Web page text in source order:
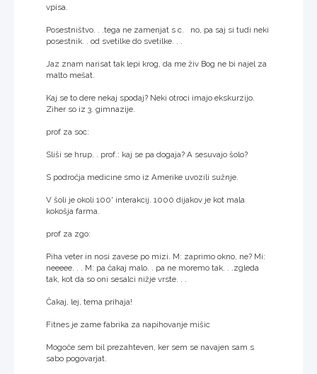
vpisa.
Posestništvo. . .tega ne zamenjat s c. no, pa saj si tudi neki
posestnik. . od svetilke do svetilke. . .
Jaz znam narisat tak lepi krog, da me živ Bog ne bi najel za
malto mešat.
Kaj se to dere nekaj spodaj? Neki otroci imajo ekskurzijo.
Ziher so iz 3. gimnazije.
prof za soc:
Sliši se hrup. . prof.: kaj se pa dogaja? A sesuvajo šolo?
S področja medicine smo iz Amerike uvozili sužnje.
V šoli je okoli 100' interakcij. 1000 dijakov je kot mala
kokošja farma.
prof za zgo:
Piha veter in nosi zavese po mizi. M: zaprimo okno, ne? Mi:
neeeee. . . M: pa čakaj malo. . pa ne moremo tak. . .zgleda
tak, kot da so oni sesalci nižje vrste. . .
Čakaj, lej, tema prihaja!
Fitnes je zame fabrika za napihovanje mišic
Mogoče sem bil prezahteven, ker sem se navajen sam s
sabo pogovarjat.